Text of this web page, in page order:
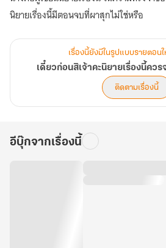
หรือ
2
(จบ)
เรื่อง
ควร
จบ
แฮปปี้
ไม่ใช่
หรือ
นิยายเรื่องนี้มีตอนจบที่ผาสุกไม่ใช่หรือ
เรื่องนี้ยังมีในรูปแบบรายตอน
เดี๋ยวก่อนสิเจ้าคะนิยายเรื่องนี้คว
ติดตามเรื่องนี้
อีบุ๊กจากเรื่องนี้